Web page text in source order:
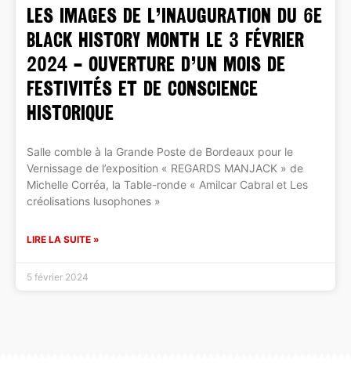
LES IMAGES DE L’INAUGURATION DU 6e
BLACK HISTORY MONTH LE 3 FÉVRIER
2024 – Ouverture d’un Mois de
festivités et de conscience
historique
Salle comble à la Grande Poste de Bordeaux pour le
Vernissage de l’exposition « REGARDS MANJACK » de
Michelle Corréa, la Table-ronde « Amilcar Cabral et Les
créolisations lusophones »
LIRE LA SUITE »
5 février 2024